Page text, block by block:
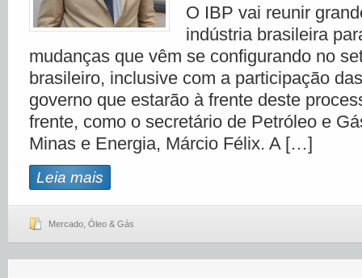
O IBP vai reunir
indústria brasileira
mudanças que vêm se configurando no
brasileiro, inclusive com a participação
governo que estarão à frente deste
frente, como o secretário de Petróleo e
Minas e Energia, Márcio Félix. A […]
Leia mais
Mercado Óleo & Gás